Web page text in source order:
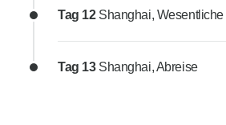
Tag 12 Shanghai,
Tag 13 Shanghai, Abreise